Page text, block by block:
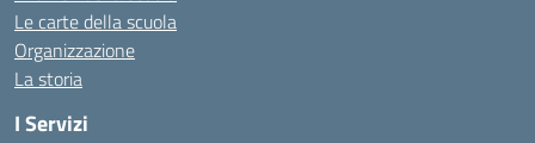
Le carte della scuola
Organizzazione
La storia
I Servizi